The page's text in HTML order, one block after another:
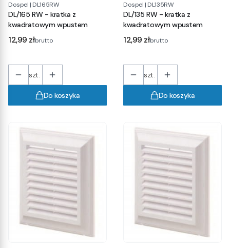
Dospel | DL165RW
DL/165 RW - kratka z
kwadratowym wpustem
Cena
12,99 złbrutto
szt.
Do koszyka
Dospel | DL135RW
DL/135 RW - kratka z
kwadratowym wpustem
Cena
12,99 złbrutto
szt.
Do koszyka